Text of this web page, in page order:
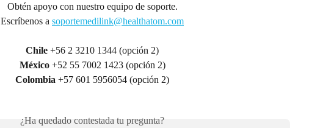
Obtén apoyo con nuestro equipo de soporte.
Escríbenos a soportemedilink@healthatom.com
Chile +56 2 3210 1344 (opción 2)
México +52 55 7002 1423 (opción 2)
Colombia +57 601 5956054 (opción 2)
¿Ha quedado contestada tu pregunta?